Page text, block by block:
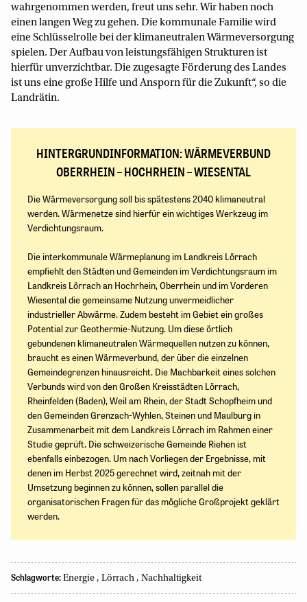
wahrgenommen werden, freut uns sehr. Wir haben noch
einen langen Weg zu gehen. Die kommunale Familie wird
eine Schlüsselrolle bei der klimaneutralen Wärmeversorgung
spielen. Der Aufbau von leistungsfähigen Strukturen ist
hierfür unverzichtbar. Die zugesagte Förderung des Landes
ist uns eine große Hilfe und Ansporn für die Zukunft“, so die
Landrätin.
HINTERGRUNDINFORMATION: WÄRMEVERBUND
OBERRHEIN – HOCHRHEIN – WIESENTAL
Die Wärmeversorgung soll bis spätestens 2040 klimaneutral
werden. Wärmenetze sind hierfür ein wichtiges Werkzeug im
Verdichtungsraum.
Die interkommunale Wärmeplanung im Landkreis Lörrach
empfiehlt den Städten und Gemeinden im Verdichtungsraum im
Landkreis Lörrach an Hochrhein, Oberrhein und im Vorderen
Wiesental die gemeinsame Nutzung unvermeidlicher
industrieller Abwärme. Zudem besteht im Gebiet ein großes
Potential zur Geothermie-Nutzung. Um diese örtlich
gebundenen klimaneutralen Wärmequellen nutzen zu können,
braucht es einen Wärmeverbund, der über die einzelnen
Gemeindegrenzen hinausreicht. Die Machbarkeit eines solchen
Verbunds wird von den Großen Kreisstädten Lörrach,
Rheinfelden (Baden), Weil am Rhein, der Stadt Schopfheim und
den Gemeinden Grenzach-Wyhlen, Steinen und Maulburg in
Zusammenarbeit mit dem Landkreis Lörrach im Rahmen einer
Studie geprüft. Die schweizerische Gemeinde Riehen ist
ebenfalls einbezogen. Um nach Vorliegen der Ergebnisse, mit
denen im Herbst 2025 gerechnet wird, zeitnah mit der
Umsetzung beginnen zu können, sollen parallel die
organisatorischen Fragen für das mögliche Großprojekt geklärt
werden.
Schlagworte: Energie , Lörrach , Nachhaltigkeit